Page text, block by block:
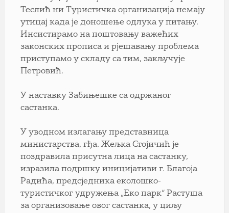
Теслић ни Туристичка организација немају
утицај када је доношење одлука у питању.
Инсистирамо на поштовању важећих
законских прописа и рјешавању проблема
приступамо у складу са тим, закључује
Петровић.
У наставку Забињешке са одржаног
састанка.
У уводном излагању представница
министарства, гђа. Жељка Стојичић је
поздравила присутна лица на састанку,
изразила подршку иницијативи г. Благоја
Радића, предсједника еколошко-
туристичког удружења „Еко парк“ Растуша
за организовање овог састанка, у циљу